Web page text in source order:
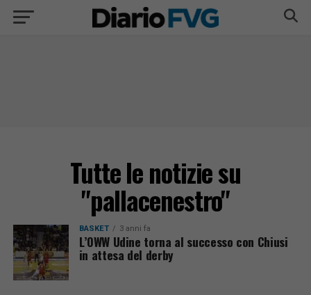
Tutte le notizie su
"pallacenestro"
BASKET 3 anni fa
L’OWW Udine torna al successo con Chiusi
in attesa del derby